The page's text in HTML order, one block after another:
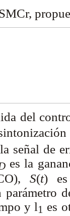
del
señal de
es la
S(t) es
y l1 es